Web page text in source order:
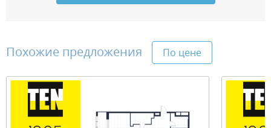
Похожие предложения По цене